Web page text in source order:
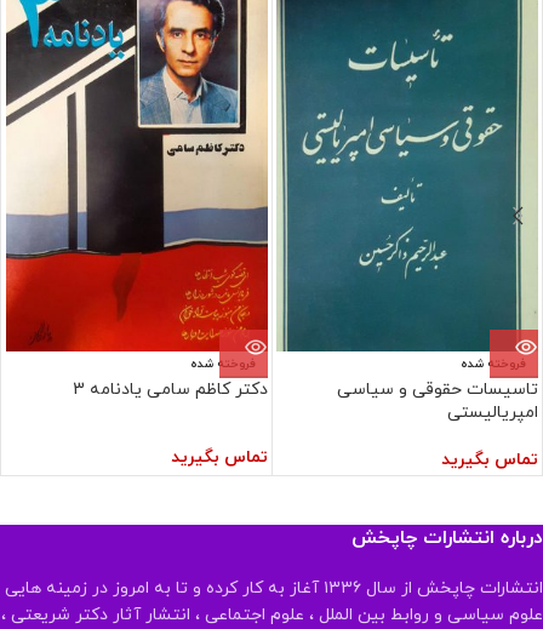
فروخته شده
تاسیسات حقوقی و سیاسی
امپریالیستی
تماس بگیرید
فروخته شده
دکتر کاظم سامی یادنامه 3
تماس بگیرید
درباره انتشارات چاپخش
انتشارات چاپخش از سال ۱۳۳۶ آغاز به کار کرده و تا به امروز در زمینه هایی
علوم سیاسی و روابط بین الملل ، علوم اجتماعی ، انتشار آثار دکتر شریعتی ،